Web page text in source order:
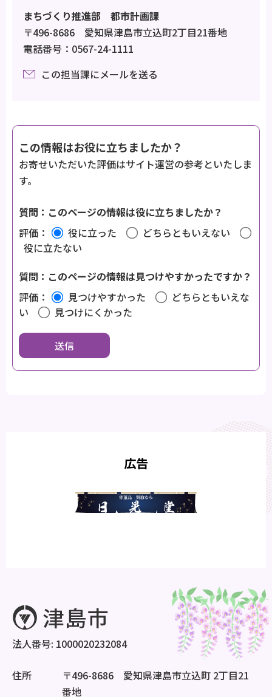
まちづくり推進部 都市計画課
〒496-8686 愛知県津島市立込町2丁目21番地
電話番号：0567-24-1111
この担当課にメールを送る
この情報はお役に立ちましたか？
お寄せいただいた評価はサイト運営の参考といたしま
す。
質問：このページの情報は役に立ちましたか？
評価：
役に立った
どちらともいえない
役に立たない
質問：このページの情報は見つけやすかったですか？
評価：
見つけやすかった
どちらともいえな
い
見つけにくかった
広告
法人番号: 1000020232084
住所
〒496-8686 愛知県津島市立込町 2丁目21
番地